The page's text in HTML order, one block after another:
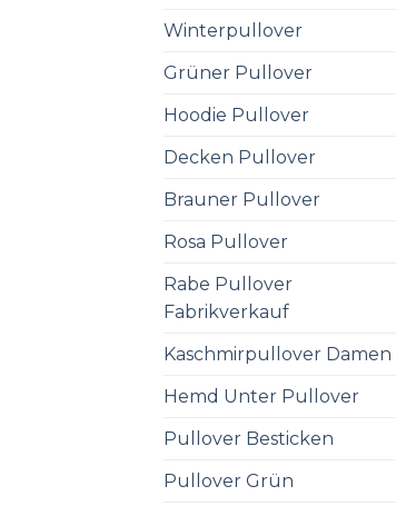
Winterpullover
Grüner Pullover
Hoodie Pullover
Decken Pullover
Brauner Pullover
Rosa Pullover
Rabe Pullover
Fabrikverkauf
Kaschmirpullover Damen
Hemd Unter Pullover
Pullover Besticken
Pullover Grün